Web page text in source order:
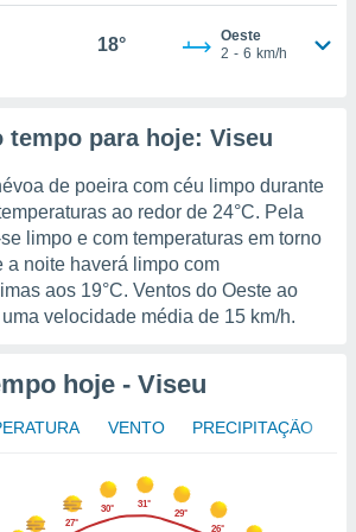
18°
Oeste
2 - 6 km/h
tempo para hoje: Viseu
de poeira com céu limpo durante
ao redor de 24°C. Pela
limpo e com temperaturas em torno
a noite haverá limpo com
aos 19°C. Ventos do Oeste ao
velocidade média de 15 km/h.
hoje - Viseu
VENTO PRECIPITAÇÃO
27°
30°
31°
29°
26°